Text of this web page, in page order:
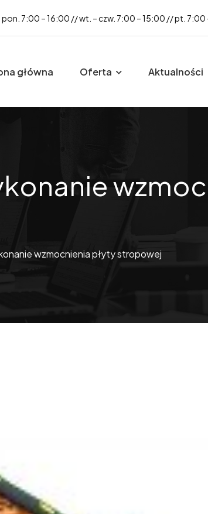
pon. 7:00 – 16:00 // wt. – czw. 7:00 – 15:00 // pt. 7:00
główna Oferta Aktualności
wzmocnienia płyty stropowej